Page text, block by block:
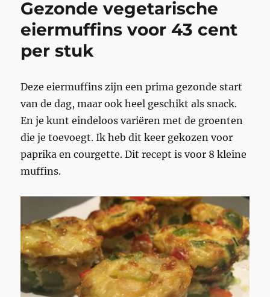
Gezonde vegetarische
eiermuffins voor 43 cent
per stuk
Deze eiermuffins zijn een prima gezonde start
van de dag, maar ook heel geschikt als snack.
En je kunt eindeloos variëren met de groenten
die je toevoegt. Ik heb dit keer gekozen voor
paprika en courgette. Dit recept is voor 8 kleine
muffins.